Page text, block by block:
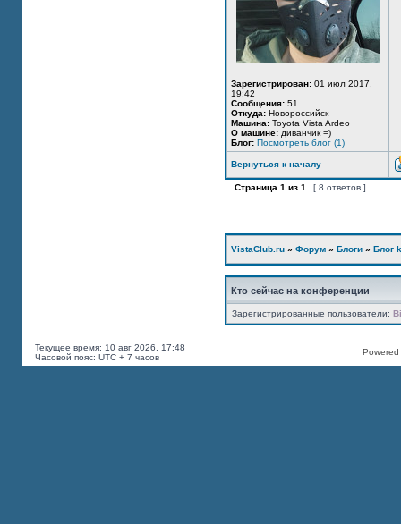
Зарегистрирован: 01 июл 2017,
19:42
Сообщения: 51
Откуда: Новороссийск
Машина: Toyota Vista Ardeo
О машине: диванчик =)
Блог: Посмотреть блог (1)
Вернуться к началу
Страница 1 из 1 [ 8 ответов ]
VistaClub.ru » Форум » Блоги » Блог
Кто сейчас на конференции
Зарегистрированные пользователи:
Текущее время: 10 авг 2026, 17:48
Часовой пояс: UTC + 7 часов